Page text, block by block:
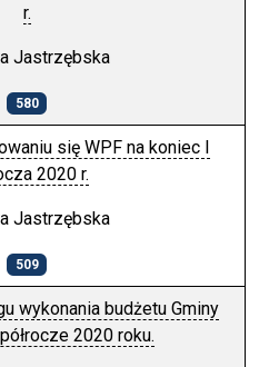
r.
Jastrzębska
580
się WPF na koniec I
2020 r.
Jastrzębska
509
wykonania budżetu Gminy
2020 roku.